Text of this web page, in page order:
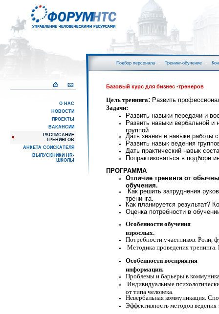
О НАС
НОВОСТИ
ПРОЕКТЫ
ВАКАНСИИ
РАСПИСАНИЕ
ТРЕНИНГОВ
АНКЕТА СОИСКАТЕЛЯ
ВЫПУСКНИКИ HR-
ШКОЛЫ
Подбор персонала Тренинг-обучение
Базовый курс для бизнес -тренеров
Цель тренинга: Развить
Задачи:
Развить навыки передачи и
Развить навыки вербальной и
группой
Дать знания и навыки работы
Развить навык ведения
Дать практический навык
Попрактиковаться в подборе
ПРОГРАММА
Отличие тренинга от
Как решить затруднения
Как планируется
Оценка потребности в
Особенности обучения
взрослых.
Потребности
Методика проведения тренинга.
Особенности восприятия
информации.
Проблемы и барьеры в
Индивидуальные
от типа
Невербальная
Эффективность методов ведения